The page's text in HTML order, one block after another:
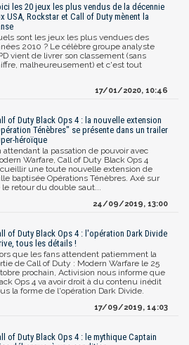
les 20 jeux les plus vendus de la décennie
USA, Rockstar et Call of Duty mènent la
sont les jeux les plus vendues des
2010 ? Le célèbre groupe analyste
vient de livrer son classement (sans
malheureusement) et c'est tout
17/01/2020, 10:46
of Duty Black Ops 4 : la nouvelle extension
Ténèbres" se présente dans un trailer
héroïque
attendant la passation de pouvoir avec
Warfare, Call of Duty Black Ops 4
une toute nouvelle extension de
baptisée Opérations Ténèbres. Axé sur
retour du double saut...
24/09/2019, 13:00
of Duty Black Ops 4 : l'opération Dark Divide
tous les détails !
que les fans attendent patiemment la
de Call of Duty : Modern Warfare le 25
prochain, Activision nous informe que
Ops 4 va avoir droit à du contenu inédit
la forme de l'opération Dark Divide.
17/09/2019, 14:03
of Duty Black Ops 4 : le mythique Captain